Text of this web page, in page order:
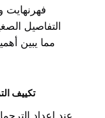
فهرنهايت
التفاصيل
مما يبين
تكييف
عند إعداد